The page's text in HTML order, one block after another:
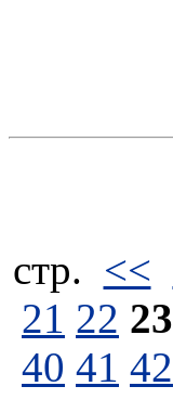
стp. <<
21 22 23
40 41 42